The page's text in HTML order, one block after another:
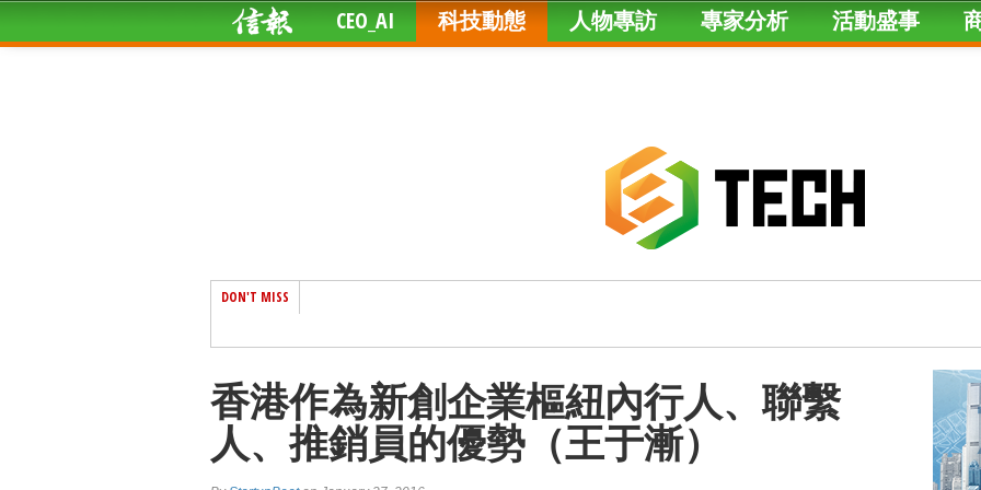
CEO_AI 科技動態 人物專訪 專家分析 活動盛事
DON'T MISS
香港作為新創企業樞紐內行人、聯繫
人、推銷員的優勢（王于漸）